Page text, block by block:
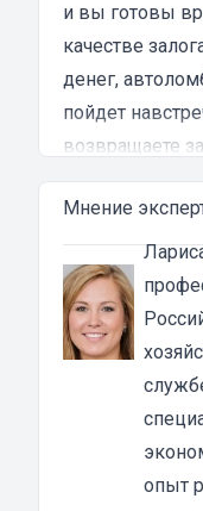
и вы готовы
качестве
денег,
пойдет
возвращаете
пользоваться
не сможете его
Кому выдают
мотоцикла
Мотоломбард
от граждан РФ
рассмотрении
кредитная
Ломбардпод
Мнение
опыт